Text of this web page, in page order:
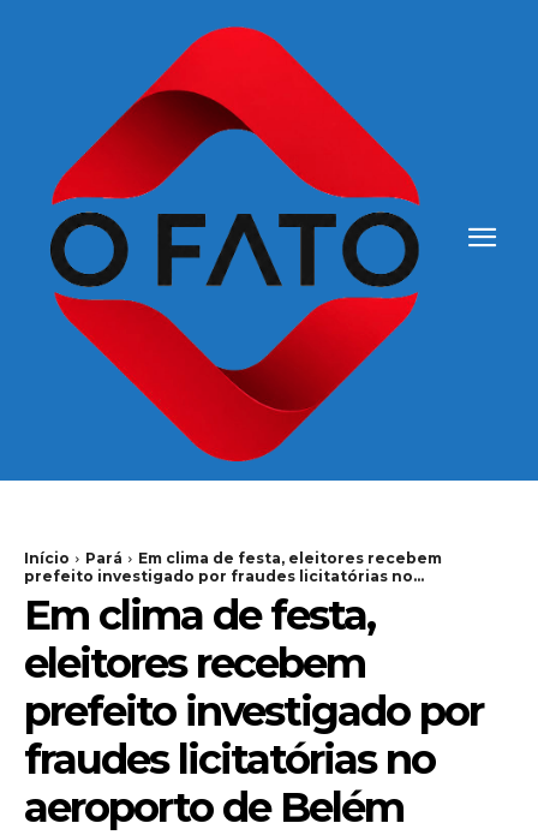
Início Pará
Em clima de festa, eleitores recebem
prefeito investigado por fraudes licitatórias no...
Em clima de festa,
eleitores recebem
prefeito investigado por
fraudes licitatórias no
aeroporto de Belém